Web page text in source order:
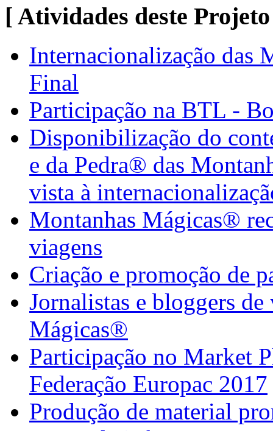
[ Atividades deste
Internacionalização das
Final
Participação na BTL -
Disponibilização do
e da Pedra® das
vista à
Montanhas Mágicas®
viagens
Criação e promoção de
Jornalistas e bloggers
Mágicas®
Participação no Market
Federação Europac 2017
Produção de material